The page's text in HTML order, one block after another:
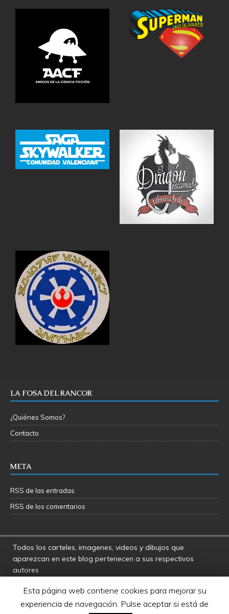
LA FOSA DEL RANCOR
¿Quiénes Somos?
Contacto
META
RSS de las entradas
RSS de los comentarios
Todos los carteles, imagenes, videos y dibujos que
aparezcan en este blog pertenecen a sus respectivos
autores
responsables por las opiniones manifestadas por los
usuarios y colaboradores de este blog
Esta página web contiene cookies para mejorar su
experiencia de navegación. Pulse aceptar si está de